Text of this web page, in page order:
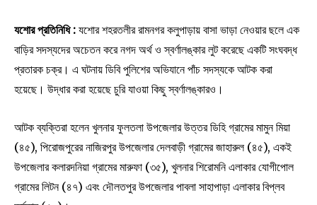
যশোর প্রতিনিধি : যশোর শহরতলীর রামনগর কলুপাড়ায় বাসা ভাড়া নেওয়ার ছলে এক
বাড়ির সদস্যদের অচেতন করে নগদ অর্থ ও স্বর্ণালঙ্কার লুট করেছে একটি সংঘবদ্ধ
প্রতারক চক্র। এ ঘটনায় ডিবি পুলিশের অভিযানে পাঁচ সদস্যকে আটক করা
হয়েছে। উদ্ধার করা হয়েছে চুরি যাওয়া কিছু স্বর্ণালঙ্কারও।
আটক ব্যক্তিরা হলেন খুলনার ফুলতলা উপজেলার উত্তর ডিহি গ্রামের মামুন মিয়া
(৪৫), পিরোজপুরের নাজিরপুর উপজেলার দেলবাড়ী গ্রামের জাহারুল (৪৫), একই
উপজেলার কলারদনিয়া গ্রামের মারুফা (৩৫), খুলনার শিরোমনি এলাকার যোগীপোল
গ্রামের লিটন (৪৭) এবং দৌলতপুর উপজেলার পাবলা সাহাপাড়া এলাকার বিপ্লব